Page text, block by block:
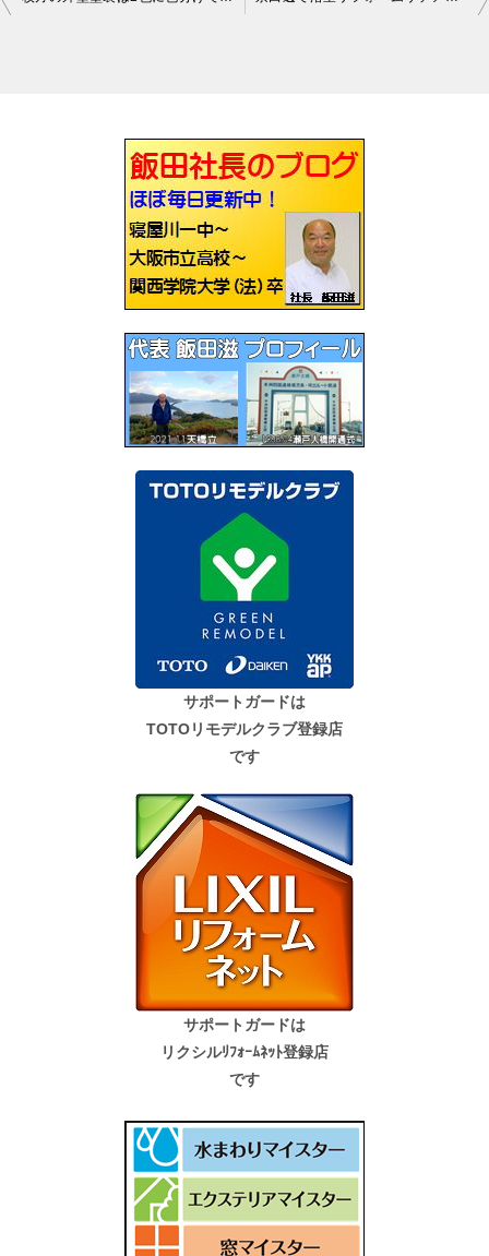
ゲ
ー
シ
ョ
ン
サポートガードは
TOTOリモデルクラブ登録店
です
サポートガードは
リクシルﾘﾌｫｰﾑﾈｯﾄ登録店
です